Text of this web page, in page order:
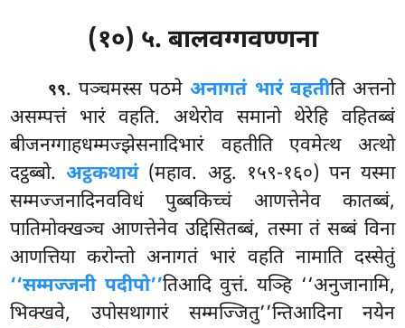
(१०) ५. बालवग्गवण्णना
९९. पञ्चमस्स पठमेअनागतं भारं वहतीति अत्तनो
असम्पत्तं भारं वहति. अथेरोव समानो थेरेहि वहितब्बं
बीजनग्गाहधम्मज्झेसनादिभारं वहतीति एवमेत्थ अत्थो
दट्ठब्बो.अट्ठकथायं(महाव. अट्ठ. १५९-१६०) पन यस्मा
सम्मज्जनादिनवविधं पुब्बकिच्चं आणत्तेनेव कातब्बं,
पातिमोक्खञ्च आणत्तेनेव उद्दिसितब्बं, तस्मा तं सब्बं विना
आणत्तिया करोन्तो अनागतं भारं वहति नामाति दस्सेतुं
‘‘सम्मज्जनी पदीपो’’तिआदि वुत्तं. यञ्हि ‘‘अनुजानामि,
भिक्खवे, उपोसथागारं सम्मज्जितु’’न्तिआदिना नयेन